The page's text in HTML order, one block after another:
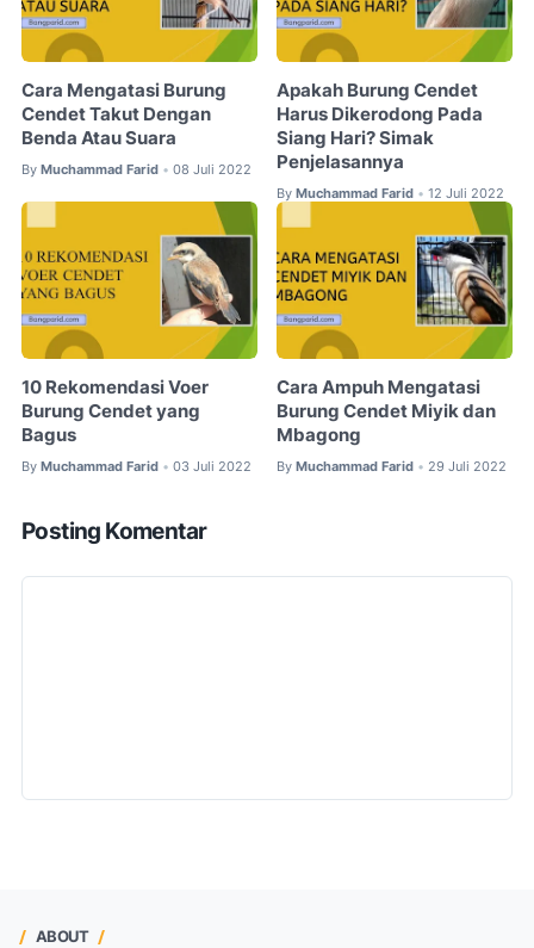
Cara Mengatasi Burung
Cendet Takut Dengan
Benda Atau Suara
By Muchammad Farid • 08 Juli 2022
Apakah Burung Cendet
Harus Dikerodong Pada
Siang Hari? Simak
Penjelasannya
By Muchammad Farid • 12 Juli 2022
10 Rekomendasi Voer
Burung Cendet yang
Bagus
By Muchammad Farid • 03 Juli 2022
Cara Ampuh Mengatasi
Burung Cendet Miyik dan
Mbagong
By Muchammad Farid • 29 Juli 2022
Posting Komentar
ABOUT